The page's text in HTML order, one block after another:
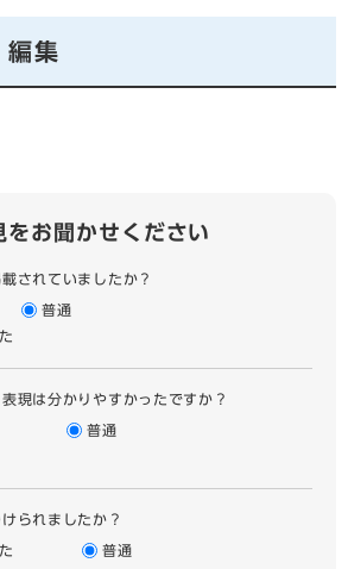
編集
をお聞かせください
されていましたか？
普通
現は分かりやすかったですか？
普通
られましたか？
普通